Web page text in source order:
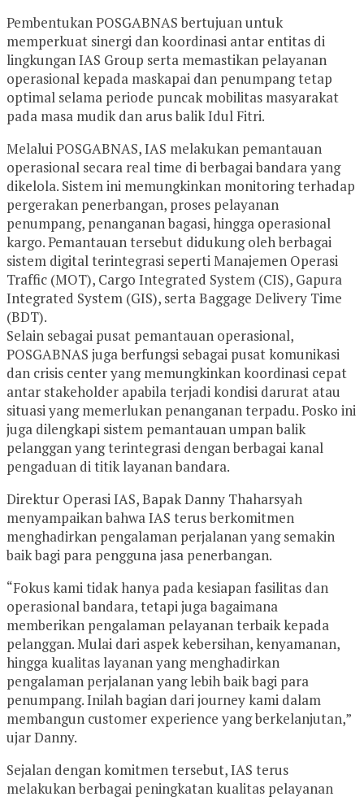
Pembentukan POSGABNAS bertujuan untuk
memperkuat sinergi dan koordinasi antar entitas di
lingkungan IAS Group serta memastikan pelayanan
operasional kepada maskapai dan penumpang tetap
optimal selama periode puncak mobilitas masyarakat
pada masa mudik dan arus balik Idul Fitri.
Melalui POSGABNAS, IAS melakukan pemantauan
operasional secara real time di berbagai bandara yang
dikelola. Sistem ini memungkinkan monitoring terhadap
pergerakan penerbangan, proses pelayanan
penumpang, penanganan bagasi, hingga operasional
kargo. Pemantauan tersebut didukung oleh berbagai
sistem digital terintegrasi seperti Manajemen Operasi
Traffic (MOT), Cargo Integrated System (CIS), Gapura
Integrated System (GIS), serta Baggage Delivery Time
(BDT).
Selain sebagai pusat pemantauan operasional,
POSGABNAS juga berfungsi sebagai pusat komunikasi
dan crisis center yang memungkinkan koordinasi cepat
antar stakeholder apabila terjadi kondisi darurat atau
situasi yang memerlukan penanganan terpadu. Posko ini
juga dilengkapi sistem pemantauan umpan balik
pelanggan yang terintegrasi dengan berbagai kanal
pengaduan di titik layanan bandara.
Direktur Operasi IAS, Bapak Danny Thaharsyah
menyampaikan bahwa IAS terus berkomitmen
menghadirkan pengalaman perjalanan yang semakin
baik bagi para pengguna jasa penerbangan.
“Fokus kami tidak hanya pada kesiapan fasilitas dan
operasional bandara, tetapi juga bagaimana
memberikan pengalaman pelayanan terbaik kepada
pelanggan. Mulai dari aspek kebersihan, kenyamanan,
hingga kualitas layanan yang menghadirkan
pengalaman perjalanan yang lebih baik bagi para
penumpang. Inilah bagian dari journey kami dalam
membangun customer experience yang berkelanjutan,”
ujar Danny.
Sejalan dengan komitmen tersebut, IAS terus
melakukan berbagai peningkatan kualitas pelayanan